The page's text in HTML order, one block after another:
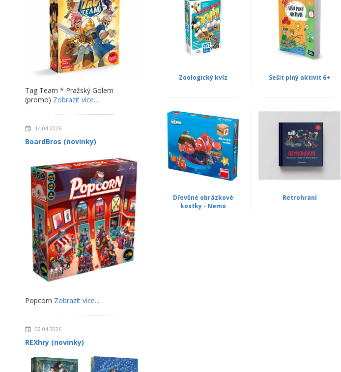
Tag Team * Pražský Golem
(promo) Zobrazit více...
14.04.2026
BoardBros (novinky)
Popcorn Zobrazit více...
02.04.2026
REXhry (novinky)
Zoologický kvíz Sešit plný aktivit 6+
Dřevěné obrázkové
kostky - Nemo
Retrohraní